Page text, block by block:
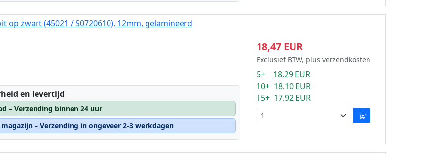
op zwart (45021 / S0720610), 12mm, gelamineerd
en levertijd
– Verzending binnen 24 uur
– Verzending in ongeveer 2-3 werkdagen
18,47 EUR
Exclusief BTW, plus verzendkosten
5+ 18.29 EUR
10+ 18.10 EUR
15+ 17.92 EUR